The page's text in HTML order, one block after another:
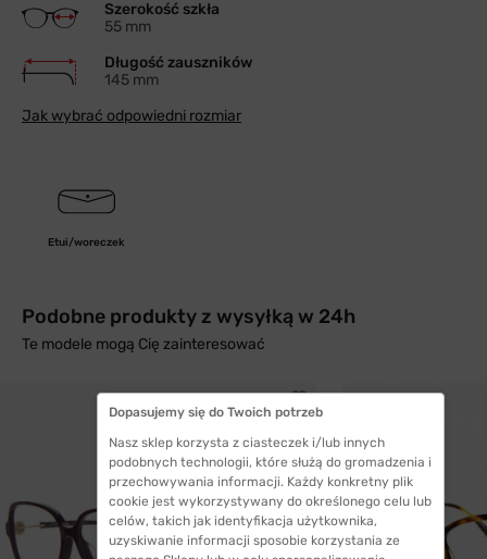
Szerokość szkła
55 mm
Długość zauszników
145 mm
Jak wybrać odpowiedni rozmiar
Etui/woreczek
Podobne produkty z wysyłką w 24h
Te modele mogą Cię zainteresować
Dopasujemy się do Twoich potrzeb
Nasz sklep korzysta z ciasteczek i/lub innych
podobnych technologii, które służą do gromadzenia i
przechowywania informacji. Każdy konkretny plik
cookie jest wykorzystywany do określonego celu lub
celów, takich jak identyfikacja użytkownika,
uzyskiwanie informacji sposobie korzystania ze